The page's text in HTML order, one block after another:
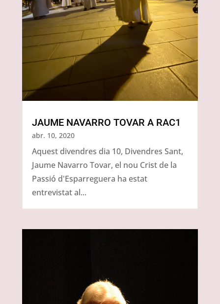
JAUME NAVARRO TOVAR A RAC1
abr. 10, 2020
Aquest divendres dia 10, Divendres Sant,
Jaume Navarro Tovar, el nou Crist de la
Passió d'Esparreguera ha estat
entrevistat al...